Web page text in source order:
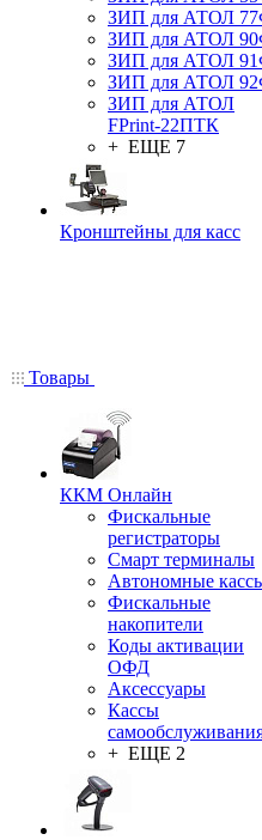
ЗИП для АТОЛ
ЗИП для АТОЛ
ЗИП для АТОЛ
ЗИП для АТОЛ
ЗИП для АТОЛ
FPrint-22ПТК
+ ЕЩЕ 7
Кронштейны для касс
Товары
ККМ Онлайн
Фискальные
регистраторы
Смарт терминалы
Автономные
Фискальные
накопители
Коды активации
ОФД
Аксессуары
Кассы
+ ЕЩЕ 2